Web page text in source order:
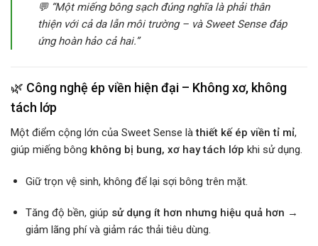
💬 “Một miếng bông sạch đúng nghĩa là phải thân
thiện với cả da lẫn môi trường – và Sweet Sense đáp
ứng hoàn hảo cả hai.”
🌿 Công nghệ ép viền hiện đại – Không xơ, không
tách lớp
Một điểm cộng lớn của Sweet Sense làthiết kế ép viền tỉ mỉ,
giúp miếng bông không bị bung, xơ hay tách lớp khi sử dụng.
Giữ trọn vệ sinh, không để lại sợi bông trên mặt.
Tăng độ bền, giúp sử dụng ít hơn nhưng hiệu quả hơn →
giảm lãng phí và giảm rác thải tiêu dùng.